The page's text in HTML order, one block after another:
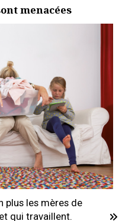
menacées
plus les mères de
qui travaillent.